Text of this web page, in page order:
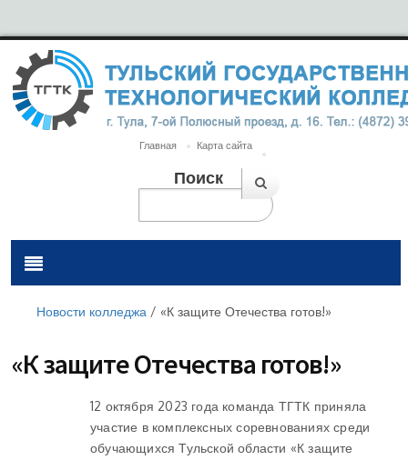
Главная Карта сайта
Поиск
Новости колледжа / «К защите Отечества готов!»
«К защите Отечества готов!»
12 октября 2023 года команда ТГТК приняла
участие в комплексных соревнованиях среди
обучающихся Тульской области «К защите